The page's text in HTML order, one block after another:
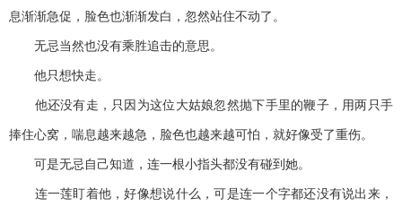
息渐渐急促，脸色也渐渐发白，忽然站住不动了。
无忌当然也没有乘胜追击的意思。
他只想快走。
他还没有走，只因为这位大姑娘忽然抛下手里的鞭子，用两只手
捧住心窝，喘息越来越急，脸色也越来越可怕，就好像受了重伤。
可是无忌自己知道，连一根小指头都没有碰到她。
连一莲盯着他，好像想说什么，可是连一个字都还没有说出来，